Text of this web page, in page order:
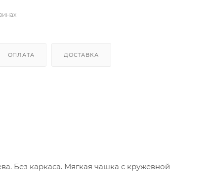
ОПЛАТА ДОСТАВКА
Без каркаса. Мягкая чашка с кружевной